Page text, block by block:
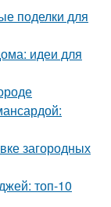
поделки для
идеи для
загородных
топ-10